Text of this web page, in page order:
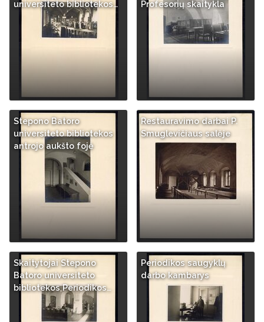
universiteto bibliotekos… Profesorių skaitykla
Stepono Batoro
universiteto bibliotekos
antrojo aukšto fojė
Restauravimo darbai P.
Smuglevičiaus salėje
Skaitytojai Stepono
Batoro universiteto
bibliotekos Periodikos…
Periodikos saugyklų
darbo kambarys